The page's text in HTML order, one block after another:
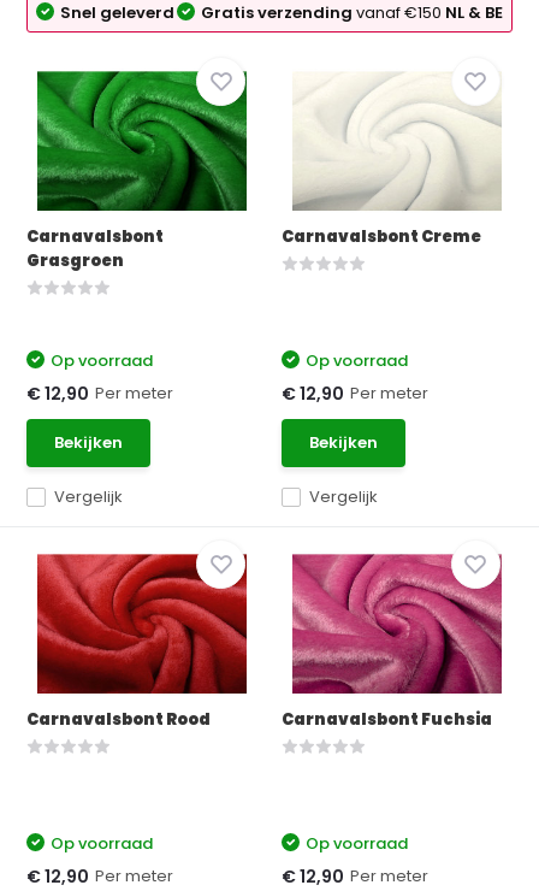
Snel geleverd Gratis verzendingvanaf €150 NL & BE
Carnavalsbont
Grasgroen
Vergelijk
Op voorraad
€ 12,90 Per meter
Bekijken
Carnavalsbont Creme
Vergelijk
Op voorraad
€ 12,90 Per meter
Bekijken
Carnavalsbont Rood
Op voorraad
€ 12,90 Per meter
Carnavalsbont Fuchsia
Op voorraad
€ 12,90 Per meter